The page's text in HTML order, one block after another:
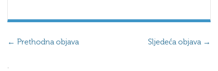
← Prethodna objava Sljedeća objava →
.